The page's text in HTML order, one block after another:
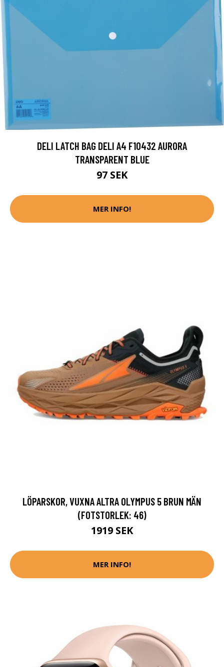
DELI LATCH BAG DELI A4 F10432 AURORA
TRANSPARENT BLUE
97 SEK
MER INFO!
LÖPARSKOR, VUXNA ALTRA OLYMPUS 5 BRUN MÄN
(FOTSTORLEK: 46)
1919 SEK
MER INFO!